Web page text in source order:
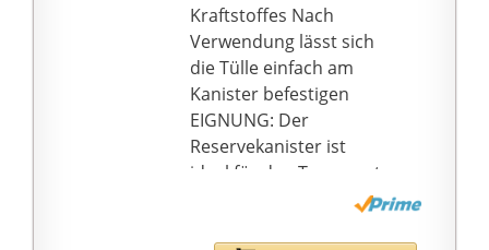
Kraftstoffes Nach
Verwendung lässt sich
die Tülle einfach am
Kanister befestigen
EIGNUNG: Der
Reservekanister ist
ideal für den Transport
von Benzin, Diesel, E10,